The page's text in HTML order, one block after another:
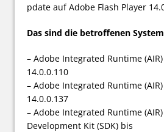
pdate auf Adobe Flash Player
Das sind die betroffenen
– Adobe Integrated Runtime
14.0.0.110
– Adobe Integrated Runtime
14.0.0.137
– Adobe Integrated Runtime
Development Kit (SDK) bis